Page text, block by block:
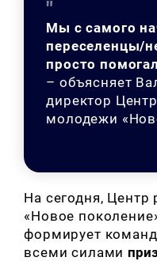
Мы с самого
переселенцы/
просто
– объясняет
директор
молодежи
На сегодня,
«Новое
формирует
всеми силами